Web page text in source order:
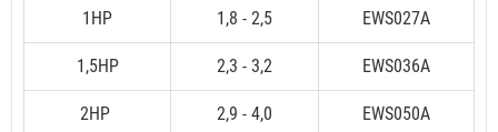
1HP 1,8 - 2,5 EWS027A
1,5HP 2,3 - 3,2 EWS036A
2HP 2,9 - 4,0 EWS050A